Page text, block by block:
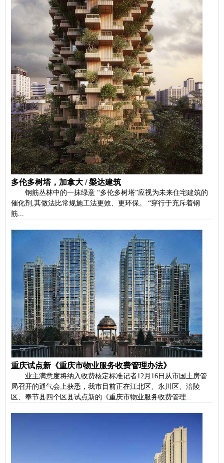
多伦多树塔，加拿大 / 槃达建筑
钢筋丛林中的一抹绿意 “多伦多树塔”应视为未来住宅建筑的
催化剂,其做法比常规施工法更效、更环保。 “穿行于充斥着钢
筋...
重庆试点新《重庆市物业服务收费管理办法》
业主满意度将纳入收费核定标准记者12月16日从市国土房管
局召开的通气会上获悉，我市目前正在江北区、永川区、涪陵
区、奉节县四个区县试点新的《重庆市物业服务收费管理...